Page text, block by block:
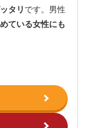
タリ です。男性
ている女性にも